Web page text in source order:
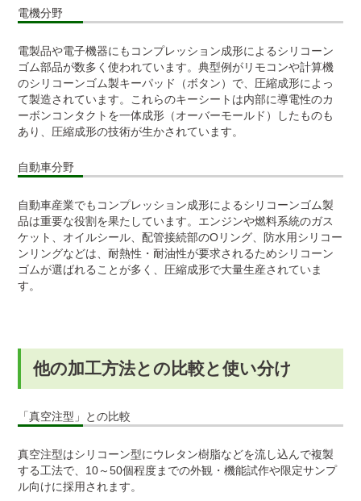
電機分野
電製品や電子機器にもコンプレッション成形によるシリコーン
ゴム部品が数多く使われています。典型例がリモコンや計算機
のシリコーンゴム製キーパッド（ボタン）で、圧縮成形によっ
て製造されています。これらのキーシートは内部に導電性のカ
ーボンコンタクトを一体成形（オーバーモールド）したものも
あり、圧縮成形の技術が生かされています。
自動車分野
自動車産業でもコンプレッション成形によるシリコーンゴム製
品は重要な役割を果たしています。エンジンや燃料系統のガス
ケット、オイルシール、配管接続部のOリング、防水用シリコー
ンリングなどは、耐熱性・耐油性が要求されるためシリコーン
ゴムが選ばれることが多く、圧縮成形で大量生産されていま
す。
他の加工方法との比較と使い分け
「真空注型」との比較
真空注型はシリコーン型にウレタン樹脂などを流し込んで複製
する工法で、10～50個程度までの外観・機能試作や限定サンプ
ル向けに採用されます。